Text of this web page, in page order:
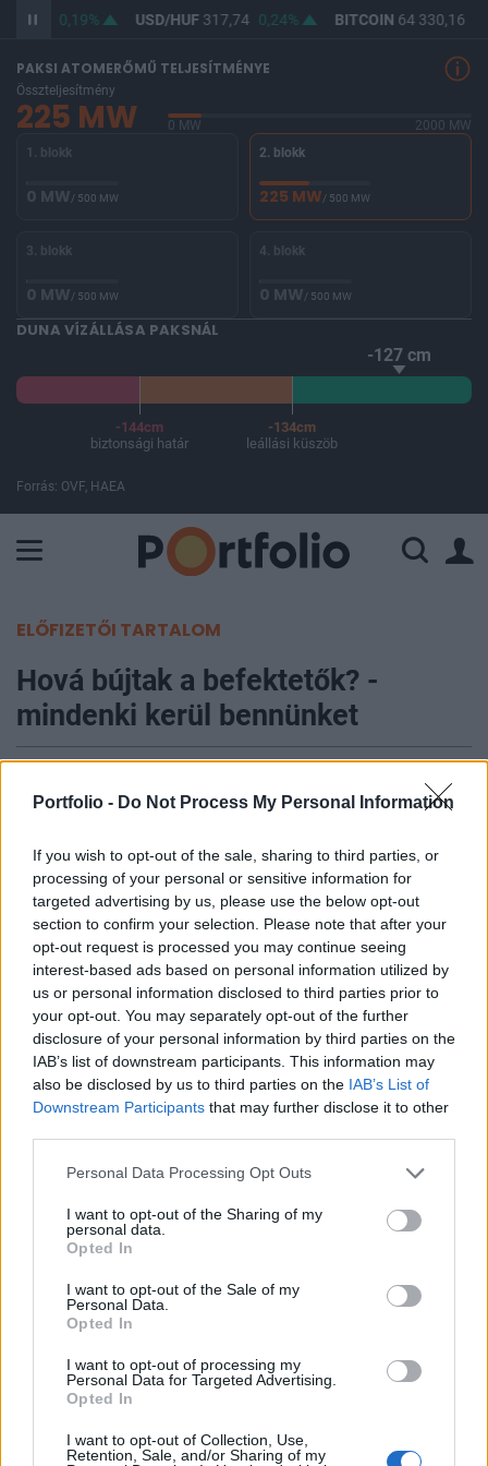
Portfolio - Do Not Process My Personal Information
If you wish to opt-out of the sale, sharing to third parties, or
processing of your personal or sensitive information for
targeted advertising by us, please use the below opt-out
section to confirm your selection. Please note that after your
opt-out request is processed you may continue seeing
interest-based ads based on personal information utilized by
us or personal information disclosed to third parties prior to
your opt-out. You may separately opt-out of the further
disclosure of your personal information by third parties on the
IAB’s list of downstream participants. This information may
also be disclosed by us to third parties on the IAB’s List of
Downstream Participants that may further disclose it to other
Personal Data Processing Opt Outs
I want to opt-out of the Sharing of my
personal data.
Opted In
I want to opt-out of the Sale of my
Personal Data.
Opted In
I want to opt-out of processing my
Personal Data for Targeted Advertising.
Opted In
I want to opt-out of Collection, Use,
Retention, Sale, and/or Sharing of my
0,19% USD/HUF317,74 0,24% BITCOIN64 330,16
PAKSI ATOMERŐMŰ TELJESÍTMÉNYE
Összteljesítmény
225 MW 0 MW
2000 MW
1. blokk
0 MW/ 500 MW
2. blokk
225 MW/ 500 MW
3. blokk
0 MW/ 500 MW
4. blokk
0 MW/ 500 MW
DUNA VÍZÁLLÁSA PAKSNÁL
-127 cm
-144cm
biztonsági határ
-134cm
leállási küszöb
Forrás: OVF, HAEA
ELŐFIZETŐI TARTALOM
Hová bújtak a befektetők? -
mindenki kerül bennünket
2007. április 04. 13:15
Ugyan az elmúlt héten minden egyes fő részvény-
és kötvényalap-kategória tőkebeáramlást
regisztrálhatott, a negyedéves számokat
összehasonlítva azonban már kijózanítóbb a kép -
derül ki az Emerging Portfolio Fund Research
legfrissebb adataiból - hiszen 2007 első három
hónapjának tőkebeáramlása csupán a tavalyi év
hasonló időszakának egyharmada körüli volt. A
befektetők szinte teljesen elfordultak a feltörekvő
piacoktól, és ezeken belül is a hazánkat is magába
foglaló EMEA régiótól.
Az elmúlt hét jó teljesítménye nem volt elég ahhoz, hogy az
egész negyedévet jó színben tüntesse fel, a tavalyi év
hasonló időszakához hasonlítva a tőkebeáramlások
továbbra is elég halványnak tűnnek. A teljes részvényalap-
szegmens negyedéves nettó értékesítése 2006 első
negyedévének egyharmadát érik csak el, ráadásul a
KEDVES OLVASÓNK!
A keresett cikk a portfolio.hu hírarchívumához